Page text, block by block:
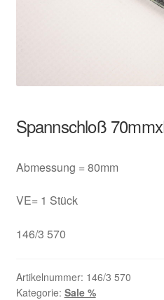
Spannschloß
Abmessung = 80mm
VE= 1 Stück
146/3 570
Artikelnummer: 146/3 570
Kategorie: Sale %